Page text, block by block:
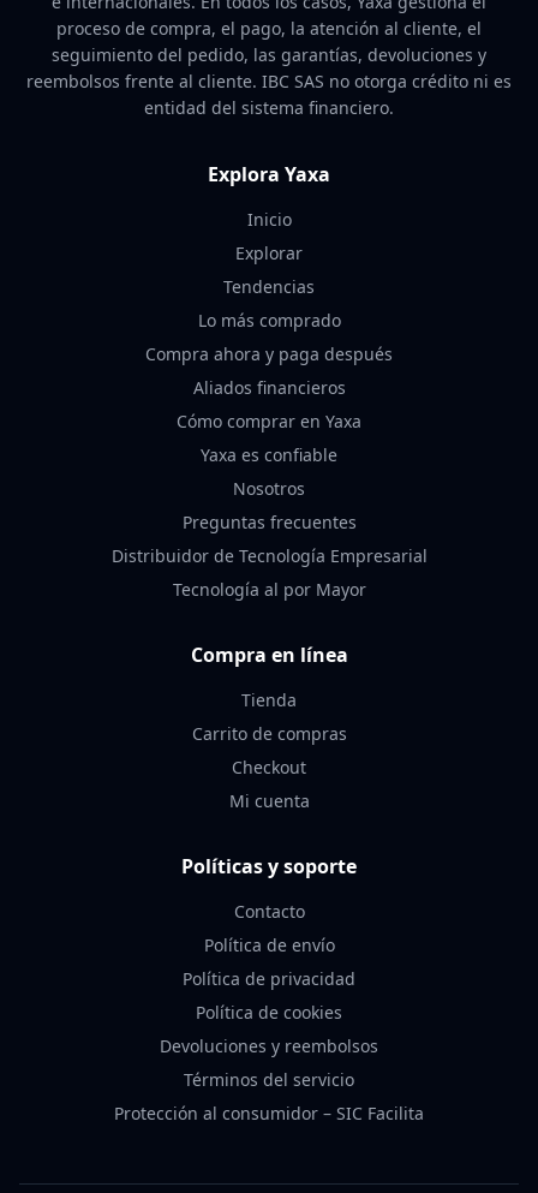
proceso de compra, el pago, la atención al cliente, el
seguimiento del pedido, las garantías, devoluciones y
reembolsos frente al cliente. IBC SAS no otorga crédito ni es
entidad del sistema financiero.
Explora Yaxa
Inicio
Explorar
Tendencias
Lo más comprado
Compra ahora y paga después
Aliados financieros
Cómo comprar en Yaxa
Yaxa es confiable
Nosotros
Preguntas frecuentes
Distribuidor de Tecnología Empresarial
Tecnología al por Mayor
Compra en línea
Tienda
Carrito de compras
Checkout
Mi cuenta
Políticas y soporte
Contacto
Política de envío
Política de privacidad
Política de cookies
Devoluciones y reembolsos
Términos del servicio
Protección al consumidor – SIC Facilita